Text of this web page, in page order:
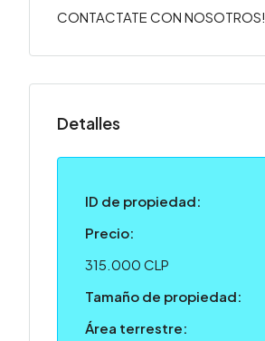
CONTACTATE CON NOSOTROS!
Detalles
ID de propiedad:
Precio:
315.000 CLP
Tamaño de propiedad:
Área terrestre: